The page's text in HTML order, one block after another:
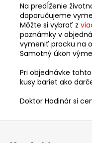
Na predĺženie
doporučujeme
Môžte si vybrať z
poznámky v
vymeniť pracku na
Samotný úkon
Pri objednávke
kusy bariet ako
Doktor Hodinár si
Z